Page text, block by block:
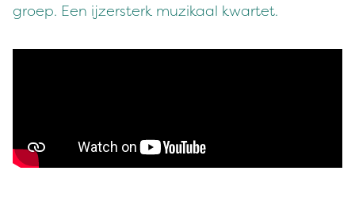
groep. Een ijzersterk muzikaal kwartet.